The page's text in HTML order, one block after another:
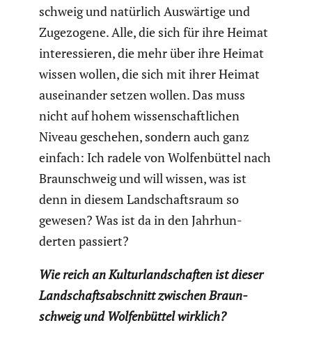
schweig und natürlich Auswär­tige und
Zugezo­gene. Alle, die sich für ihre Heimat
inter­es­sieren, die mehr über ihre Heimat
wissen wollen, die sich mit ihrer Heimat
ausein­ander setzen wollen. Das muss
nicht auf hohem wissen­schaft­li­chen
Niveau geschehen, sondern auch ganz
einfach: Ich radele von Wolfen­büttel nach
Braun­schweig und will wissen, was ist
denn in diesem Landschafts­raum so
gewesen? Was ist da in den Jahrhun­
derten passiert?
Wie reich an Kultur­land­schaften ist dieser
Landschafts­ab­schnitt zwischen Braun­
schweig und Wolfen­büttel wirklich?